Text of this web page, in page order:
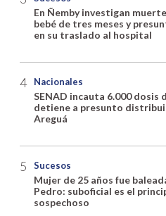
En Ñemby investigan
bebé de tres meses y
en su traslado al hospital
Nacionales
SENAD incauta 6.000 dosis
detiene a presunto
Areguá
Sucesos
Mujer de 25 años fue
Pedro: suboficial es el
sospechoso